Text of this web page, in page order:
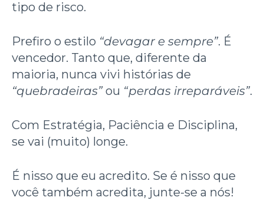
tipo de risco.
Prefiro o estilo “devagar e sempre”. É
vencedor. Tanto que, diferente da
maioria, nunca vivi histórias de
“quebradeiras”ou “perdas irreparáveis”.
Com Estratégia, Paciência e Disciplina,
se vai (muito) longe.
É nisso que eu acredito. Se é nisso que
você também acredita, junte-se a nós!